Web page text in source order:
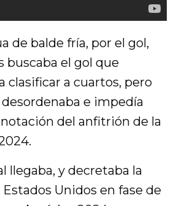
de balde fría, por el gol,
buscaba el gol que
clasificar a cuartos, pero
e impedía
del anfitrión de la
llegaba, y decretaba la
Unidos en fase de